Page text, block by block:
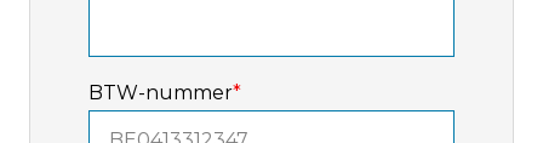
BTW-nummer*